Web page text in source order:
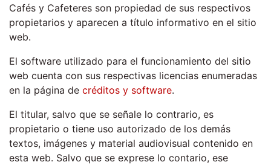
Cafés y Cafeteres son propiedad de sus respectivos
propietarios y aparecen a título informativo en el sitio
web.
El software utilizado para el funcionamiento del sitio
web cuenta con sus respectivas licencias enumeradas
en la página de créditos y software.
El titular, salvo que se señale lo contrario, es
propietario o tiene uso autorizado de los demás
textos, imágenes y material audiovisual contenido en
esta web. Salvo que se exprese lo contario, ese